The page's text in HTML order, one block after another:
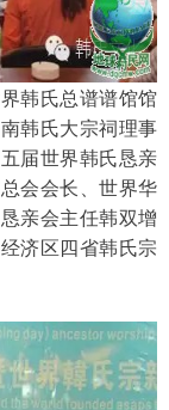
韩氏总谱谱馆馆
韩氏大宗祠理事
届世界韩氏恳亲
会会长、世界华
亲会主任韩双增
济区四省韩氏宗